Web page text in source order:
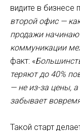
видите в бизнесе
второй офис —
продажи
коммуникации
факт: «
теряют до 40%
— не из-за цены,
забывает
Такой старт